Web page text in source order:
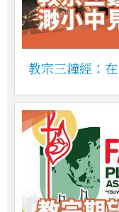
教宗三鐘經：